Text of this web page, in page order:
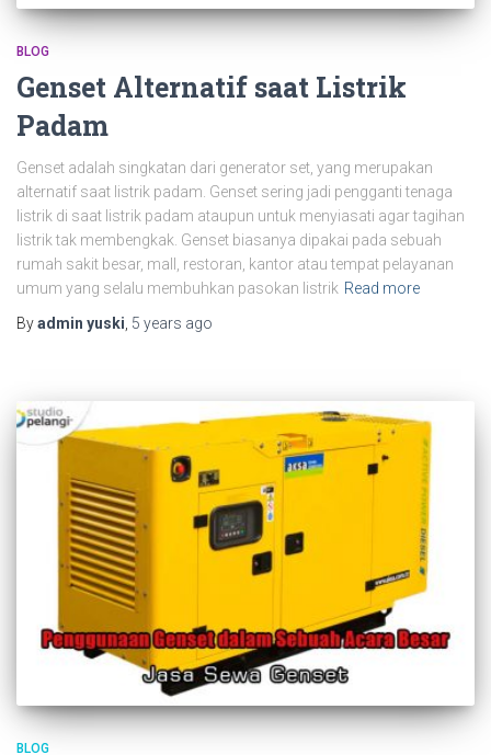
BLOG
Genset Alternatif saat Listrik
Padam
Genset adalah singkatan dari generator set, yang merupakan
alternatif saat listrik padam. Genset sering jadi pengganti tenaga
listrik di saat listrik padam ataupun untuk menyiasati agar tagihan
listrik tak membengkak. Genset biasanya dipakai pada sebuah
rumah sakit besar, mall, restoran, kantor atau tempat pelayanan
umum yang selalu membuhkan pasokan listrik Read more
Byadmin yuski 5 years ago
BLOG